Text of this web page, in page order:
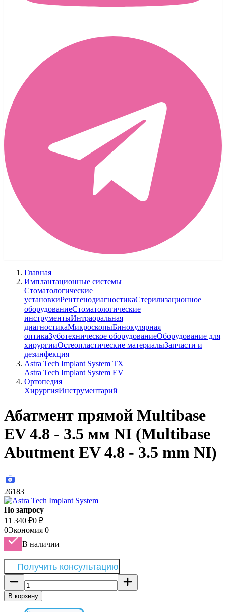
Главная
Имплантационные системы
Стоматологические
установкиРентгенодиагностикаСтерилизационное
оборудованиеСтоматологические
инструментыИнтраоральная
диагностикаМикроскопыБинокулярная
оптикаЗуботехническое оборудованиеОборудование для
хирургииОстеопластические материалыЗапчасти и
дезинфекция
Astra Tech Implant System TX
Astra Tech Implant System EV
Ортопедия
ХирургияИнструментарий
Абатмент прямой Multibase
EV 4.8 - 3.5 мм NI (Multibase
Abutment EV 4.8 - 3.5 mm NI)
26183
По запросу
11 340 ₽0 ₽
0Экономия 0
В наличии
Получить консультацию
В корзину